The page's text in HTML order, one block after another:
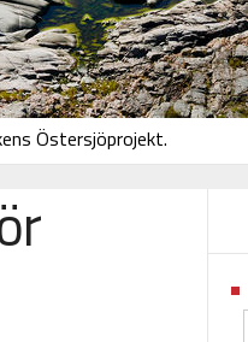
Östersjöprojekt.